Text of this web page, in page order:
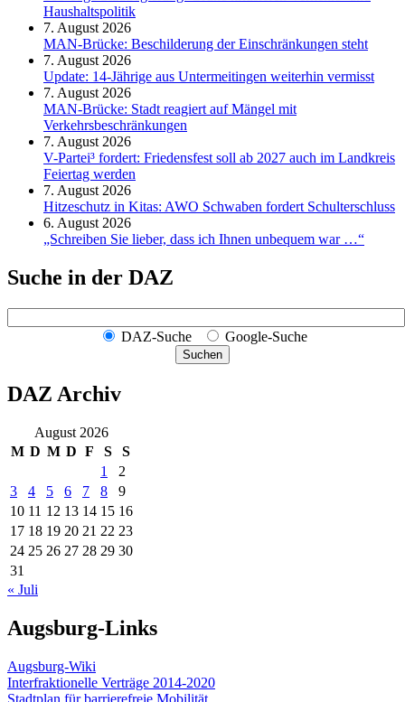
Haushaltspolitik
7. August 2026
MAN-Brücke: Beschilderung der Einschränkungen steht
7. August 2026
Update: 14-Jährige aus Untermeitingen weiterhin vermisst
7. August 2026
MAN-Brücke: Stadt reagiert auf Mängel mit
Verkehrsbeschränkungen
7. August 2026
V-Partei­³ fordert: Friedens­fest soll ab 2027 auch im Land­kreis
Feier­tag werden
7. August 2026
Hitzeschutz in Kitas: AWO Schwaben fordert Schulterschluss
6. August 2026
„Schreiben Sie lieber, dass ich Ihnen unbequem war …“
Suche in der DAZ
DAZ-Suche Google-Suche
Suchen
DAZ Archiv
August 2026
M D M D F S
S
1
2
3
4 5 6 7 8
9
10 11 12 13 14 15 16
17 18 19 20 21 22 23
24 25 26 27 28 29 30
31
« Juli
Augsburg-Links
Augsburg-Wiki
Interfraktionelle Verträge 2014-2020
Stadtplan für barrierefreie Mobilität